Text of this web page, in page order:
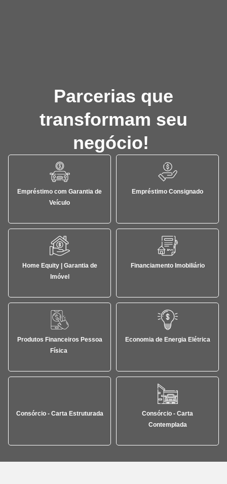
Parcerias que
transformam seu
negócio!
Empréstimo com Garantia de
Veículo
Empréstimo Consignado
Home Equity | Garantia de
Imóvel
Financiamento Imobiliário
Produtos Financeiros Pessoa
Física
Economia de Energia Elétrica
Consórcio - Carta Estruturada
Consórcio - Carta
Contemplada